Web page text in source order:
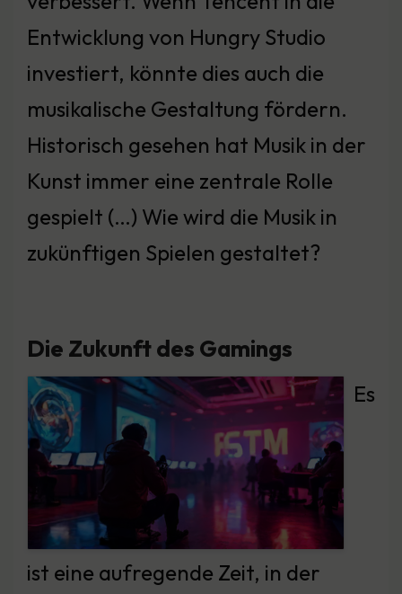
Entwicklung von Hungry Studio
investiert, könnte dies auch die
musikalische Gestaltung fördern.
Historisch gesehen hat Musik in der
Kunst immer eine zentrale Rolle
gespielt (…) Wie wird die Musik in
zukünftigen Spielen gestaltet?
Die Zukunft des Gamings
Es
ist eine aufregende Zeit, in der